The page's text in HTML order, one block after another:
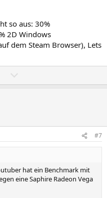
so aus: 30%
2D Windows
dem Steam Browser), Lets
e
t
v
S
t
#7
hat ein Benchmark mit
eine Saphire Radeon Vega